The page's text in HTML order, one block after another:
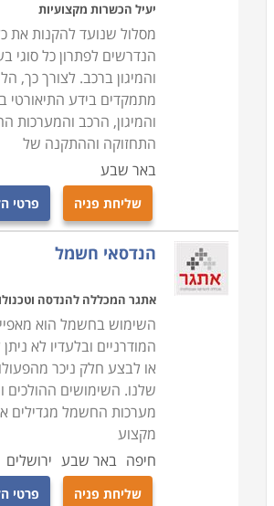
יעיל הכשרות מקצועיות
מסלול שנועד להקנות את
הנדרשים לפתרון כל סוגי
והמיגון ברכב. לצורך כך,
מתמקדים בידע
והמיגון, הרכב והמערכות
התחזוקה וההתקנה של
באר שבע
שליחת פניה פרטי
הנדסאי חשמל
אתגר המכללה להנדסה
השימוש בחשמל הוא
המודרניים ובלעדיו לא
או לבצע חלק ניכר
שלנו. השימושים ההולכים
מערכות החשמל מגדילים
מקצוע
חיפה באר שבע ירושלים
שליחת פניה פרטי